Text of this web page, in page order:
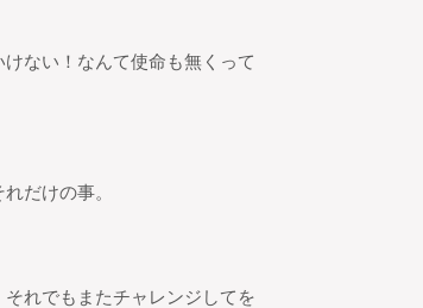
ない！なんて使命も無くって
だけの事。
れでもまたチャレンジしてを